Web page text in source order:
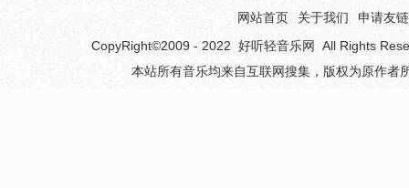
网站首页 关于我们
申请友链
CopyRight©2009 - 2022 好听轻音乐网
All Rights
本站所有音乐均来自互联网搜集，版权为原作者